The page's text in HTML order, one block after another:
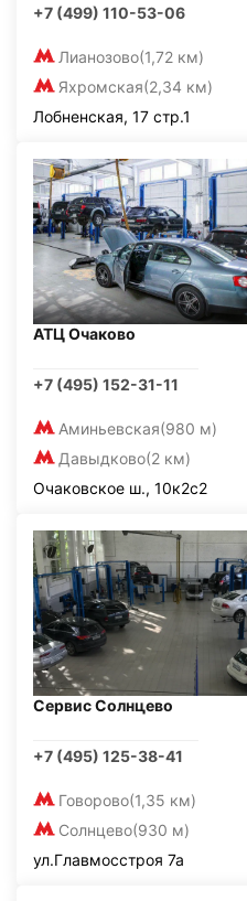
+7 (499) 110-53-06
Лианозово(1,72 км)
Яхромская(2,34 км)
Лобненская, 17 стр.1
АТЦ Очаково
+7 (495) 152-31-11
Аминьевская(980 м)
Давыдково(2 км)
Очаковское ш., 10к2с2
Сервис Солнцево
+7 (495) 125-38-41
Говорово(1,35 км)
Солнцево(930 м)
ул.Главмосстроя 7а